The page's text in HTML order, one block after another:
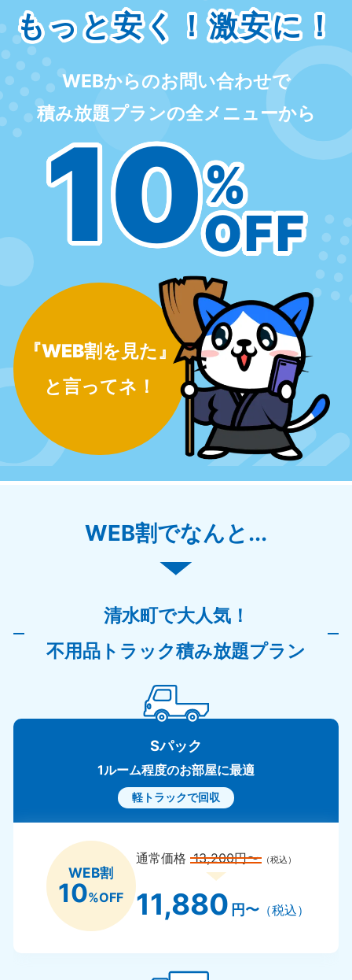
もっと安く！激安に！
WEBからのお問い合わせで
積み放題プランの全メニューから
10%
OFF
『WEB割を見た』
と言ってネ！
WEB割でなんと...
清水町で大人気！
不用品トラック積み放題プラン
Sパック
1ルーム程度のお部屋に最適
軽トラックで回収
WEB割
10%OFF
通常価格13,200円〜 （税込）
11,880 円〜（税込）